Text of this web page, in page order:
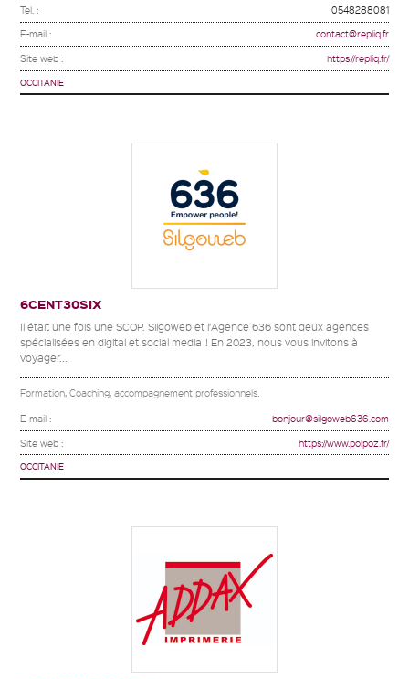
Tel. : 0548288081
E-mail : contact@repliq.fr
Site web : https://repliq.fr/
OCCITANIE
6CENT30SIX
Il était une fois une SCOP. Silgoweb et l’Agence 636 sont deux agences
spécialisées en digital et social media ! En 2023, nous vous invitons à
voyager...
Formation, Coaching, accompagnement professionnels.
E-mail : bonjour@silgoweb636.com
Site web : https://www.polpoz.fr/
OCCITANIE